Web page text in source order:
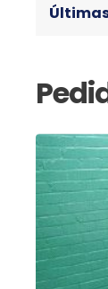
39% das